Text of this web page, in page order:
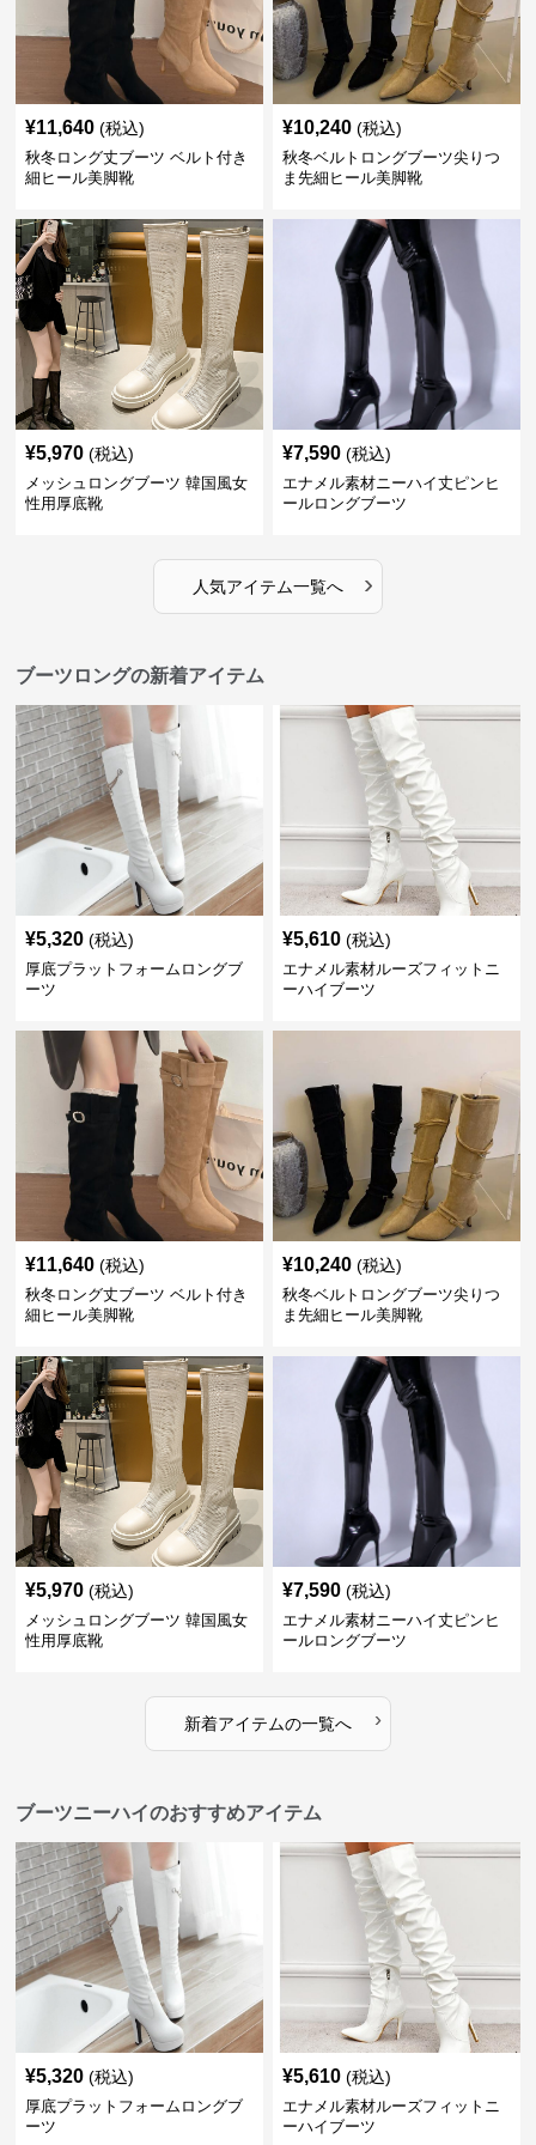
¥11,640 (税込)
秋冬ロング丈ブーツ ベルト付き
細ヒール美脚靴
¥10,240 (税込)
秋冬ベルトロングブーツ尖りつ
ま先細ヒール美脚靴
¥5,970 (税込)
メッシュロングブーツ 韓国風女
性用厚底靴
¥7,590 (税込)
エナメル素材ニーハイ丈ピンヒ
ールロングブーツ
人気アイテム一覧へ ›
ブーツロングの新着アイテム
¥5,320 (税込)
厚底プラットフォームロングブ
ーツ
¥5,610 (税込)
エナメル素材ルーズフィットニ
ーハイブーツ
¥11,640 (税込)
秋冬ロング丈ブーツ ベルト付き
細ヒール美脚靴
¥10,240 (税込)
秋冬ベルトロングブーツ尖りつ
ま先細ヒール美脚靴
¥5,970 (税込)
メッシュロングブーツ 韓国風女
性用厚底靴
¥7,590 (税込)
エナメル素材ニーハイ丈ピンヒ
ールロングブーツ
新着アイテムの一覧へ ›
ブーツニーハイのおすすめアイテム
¥5,320 (税込)
厚底プラットフォームロングブ
ーツ
¥5,610 (税込)
エナメル素材ルーズフィットニ
ーハイブーツ